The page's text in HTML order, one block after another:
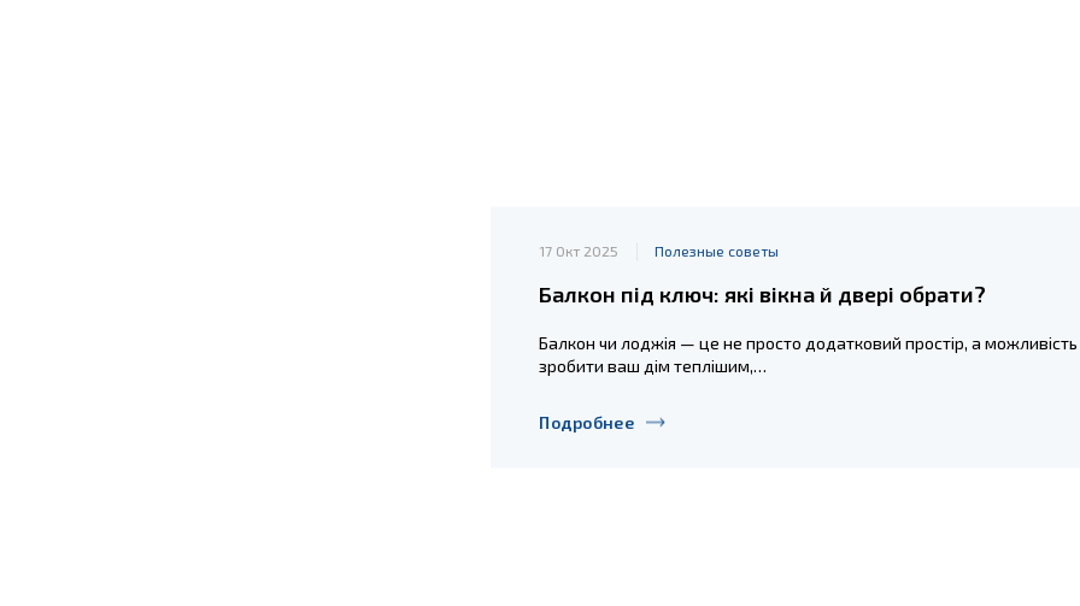
17 Окт 2025 Полезные советы
Балкон під ключ: які вікна й двері обрати?
Балкон чи лоджія — це не просто додатковий простір, а можливість
зробити ваш дім теплішим,…
Подробнее